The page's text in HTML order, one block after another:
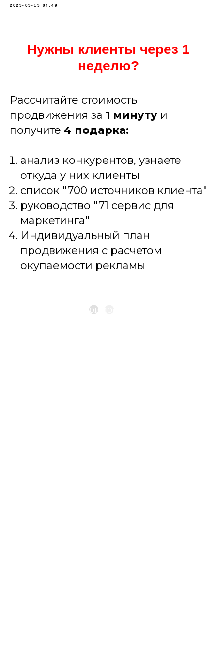
2023-03-13 04:49
Нужны клиенты через 1
неделю?
Рассчитайте стоимость
продвижения за 1 минуту и
получите 4 подарка:
анализ конкурентов, узнаете
откуда у них клиенты
список "700 источников клиента"
руководство "71 сервис для
маркетинга"
Индивидуальный план
продвижения с расчетом
окупаемости рекламы
Рассчитать стоимость продвижения